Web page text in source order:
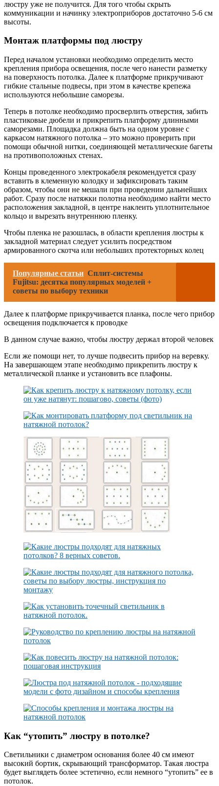
люстру уже не получится. Для того чтобы скрыть
коммуникации и начинку электроприборов достаточно 5-6 см
высоты.
Монтаж платформы под люстру
Перед началом установки необходимо определить место
крепления прибора освещения, после чего нанести разметку
на поверхность потолка. Далее к платформе прикручивают
гибкие стальные подвесы, при этом в качестве крепежа
используются небольшие саморезы.
Теперь в потолке необходимо просверлить отверстия, забить
пластиковые дюбели и прикрепить платформу длинными
саморезами. Площадка должна быть на одном уровне с
каркасом натяжного потолка – это можно проверить при
помощи обычной нитки, соединяющей металлические багеты
на противоположных стенах.
Концы проведенного электрокабеля рекомендуется сразу
вставить в клеменную колодку и зафиксировать таким
образом, чтобы они не мешали при проведении дальнейших
работ. Сразу после натяжки полотна необходимо найти место
расположения закладной, в центре наклеить уплотнительное
кольцо и вырезать внутреннюю пленку.
Чтобы пленка не разошлась, в области крепления люстры к
закладной материал следует усилить посредством
армированного скотча или небольших протекторных колец
Популярные статьи Cплит-системы
Fujitsu: десятка популярных моделей +
советы по выбору техники
Далее к платформе прикручивается планка, после чего прибор
освещения подключается к проводке
В данном случае важно, чтобы люстру держал второй человек
Если же помощи нет, то лучше подвесить прибор на веревку.
На завершающем этапе необходимо прикрепить люстру к
металлической планке и установить все плафоны.
Как “утопить” люстру в потолке?
Светильники с диаметром основания более 40 см имеют
высокий бортик, скрывающий трансформатор. Такая люстра
будет выглядеть более эстетично, если немного “утопить” ее в
потолок.